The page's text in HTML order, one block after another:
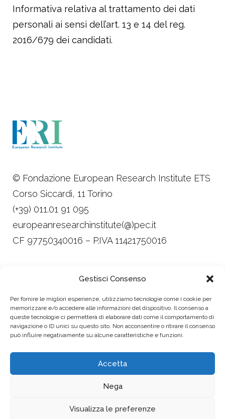
Gestisci Consenso
Per fornire le migliori esperienze, utilizziamo tecnologie come i cookie per
memorizzare e/o accedere alle informazioni del dispositivo. Il consenso a
queste tecnologie ci permetterà di elaborare dati come il comportamento di
navigazione o ID unici su questo sito. Non acconsentire o ritirare il consenso
può influire negativamente su alcune caratteristiche e funzioni.
Accetta
Nega
Visualizza le preferenze
Informativa relativa al trattamento dei dati
personali ai sensi dell’art. 13 e 14 del reg.
2016/679 dei candidati.
© Fondazione European Research Institute ETS
Corso Siccardi, 11 Torino
(+39) 011.01 91 095
europeanresearchinstitute(@)pec.it
CF 97750340016 – P.IVA 11421750016
Policy
Design Alessandra Leonardi
Made with ♥ by imperfect